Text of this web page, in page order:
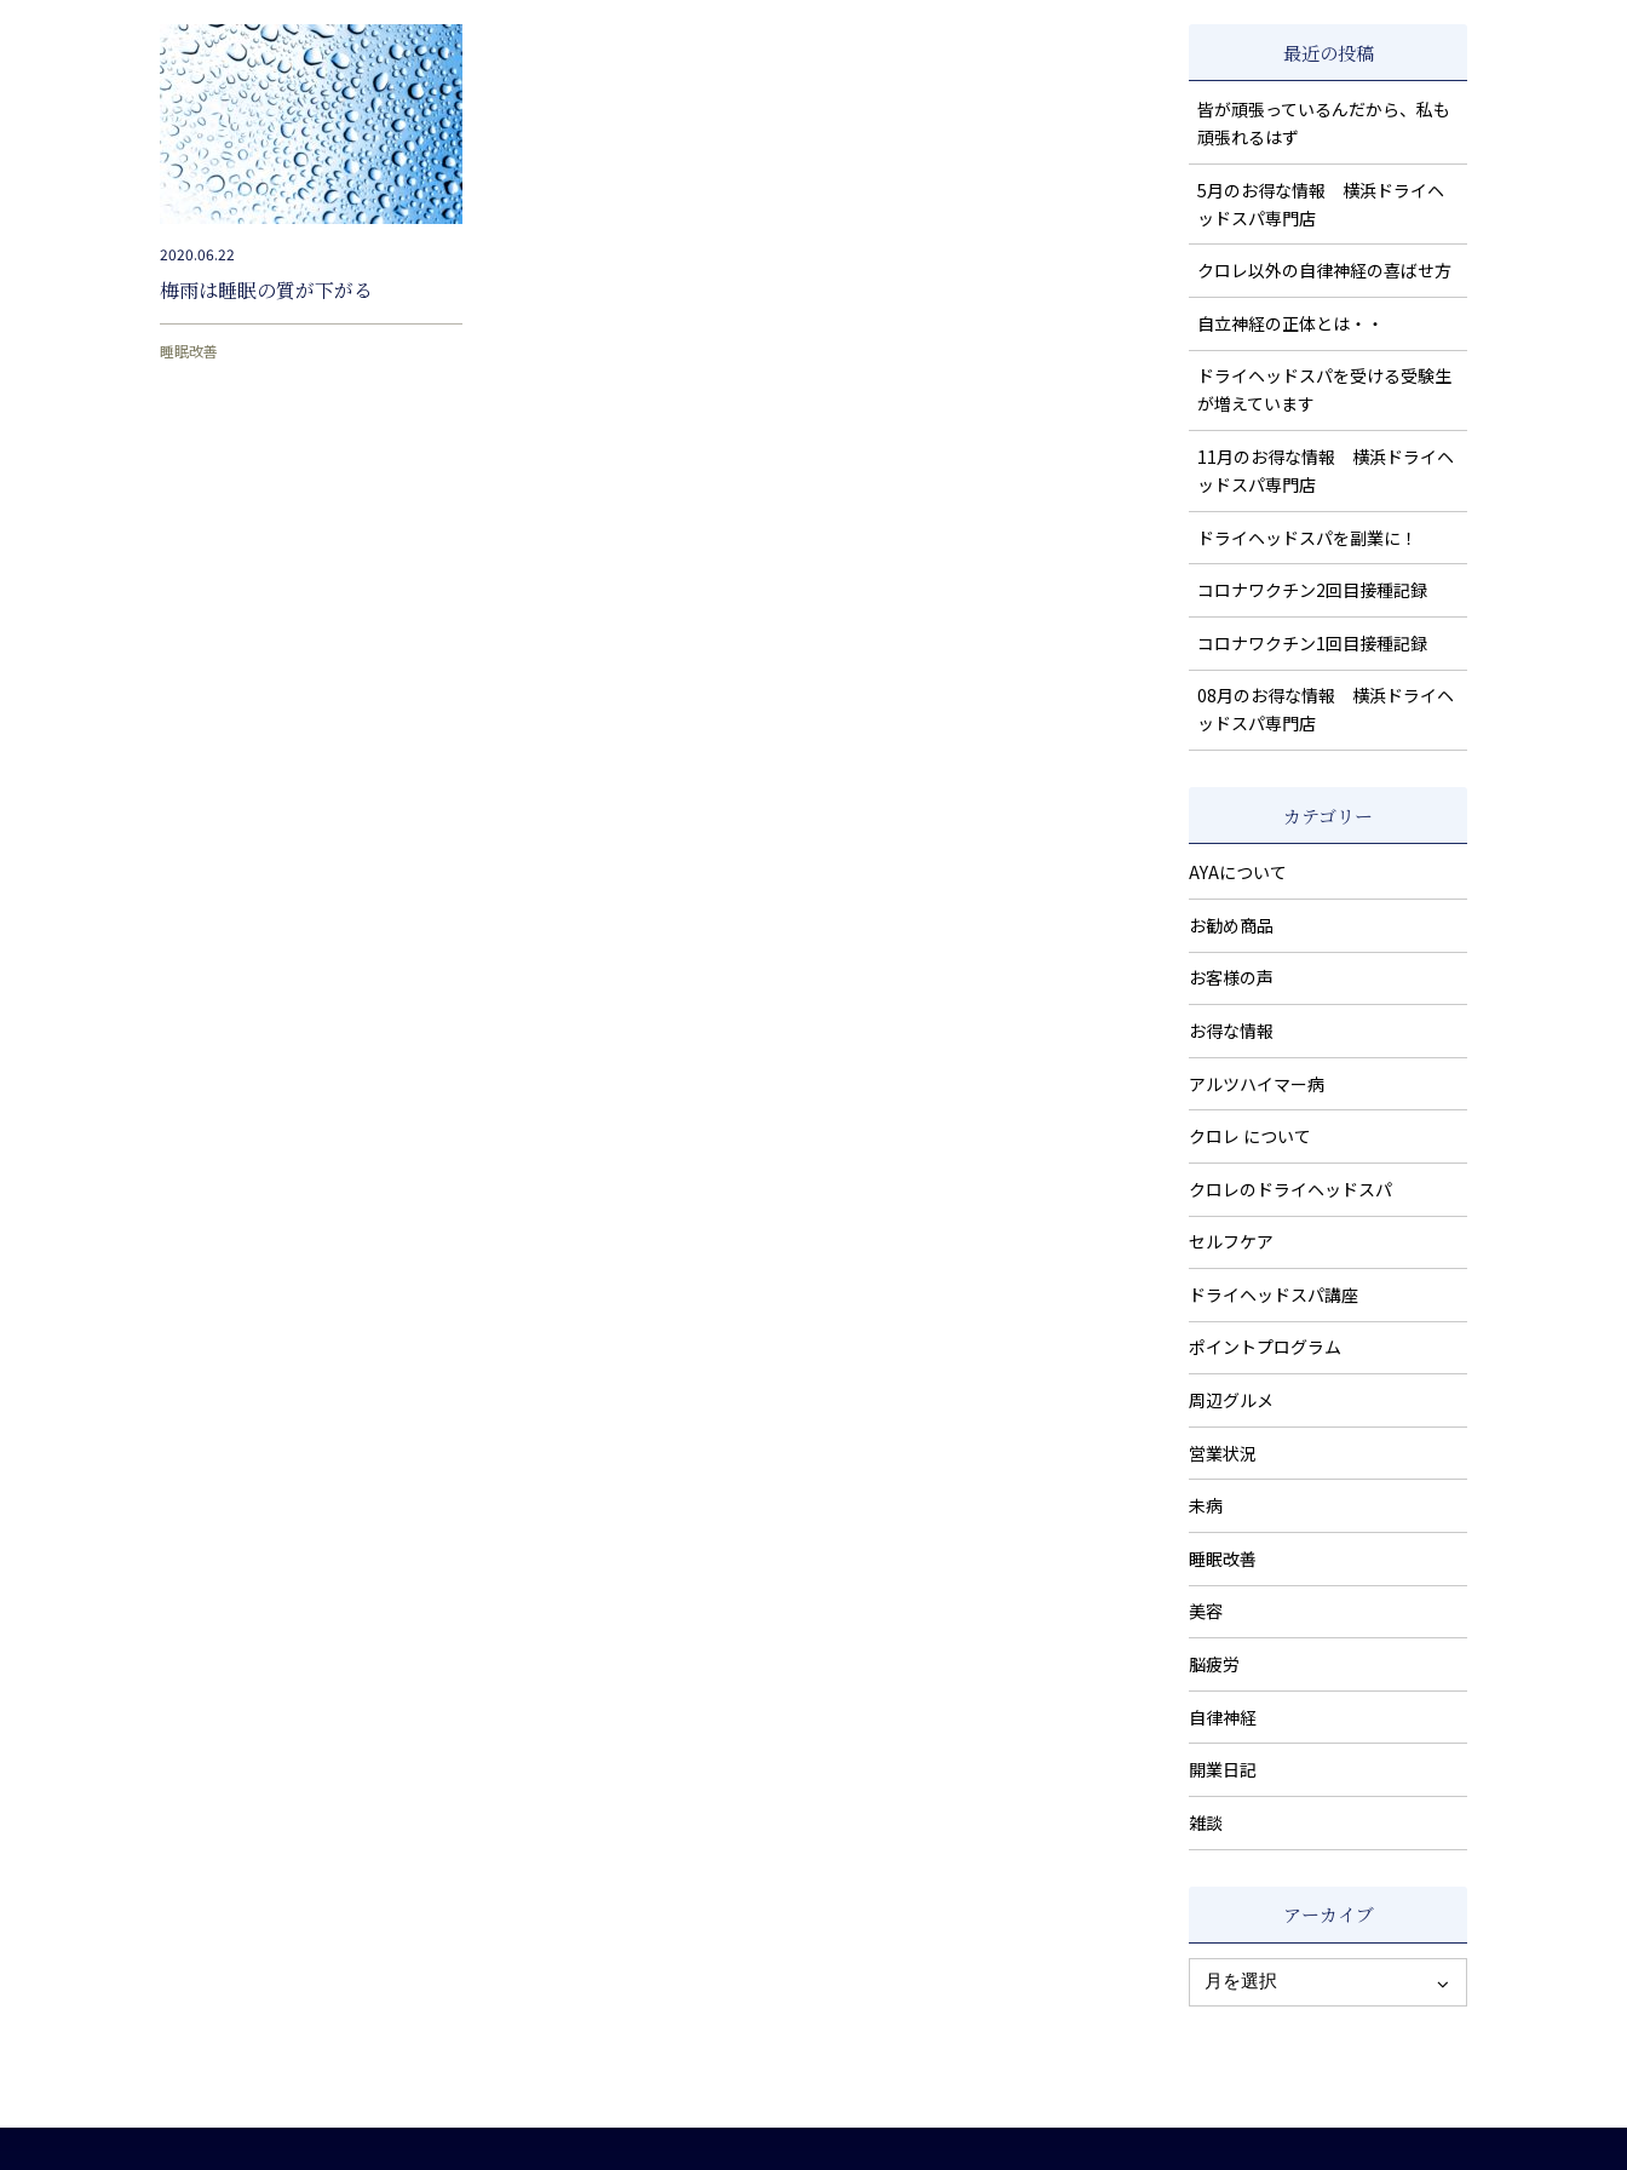
2020.06.22
梅雨は睡眠の質が下がる
睡眠改善
最近の投稿
皆が頑張っているんだから、私も
頑張れるはず
5月のお得な情報 横浜ドライヘ
ッドスパ専門店
クロレ以外の自律神経の喜ばせ方
自立神経の正体とは・・
ドライヘッドスパを受ける受験生
が増えています
11月のお得な情報 横浜ドライヘ
ッドスパ専門店
ドライヘッドスパを副業に！
コロナワクチン2回目接種記録
コロナワクチン1回目接種記録
08月のお得な情報 横浜ドライヘ
ッドスパ専門店
カテゴリー
AYAについて
お勧め商品
お客様の声
お得な情報
アルツハイマー病
クロレ について
クロレのドライヘッドスパ
セルフケア
ドライヘッドスパ講座
ポイントプログラム
周辺グルメ
営業状況
未病
睡眠改善
美容
脳疲労
自律神経
開業日記
雑談
アーカイブ